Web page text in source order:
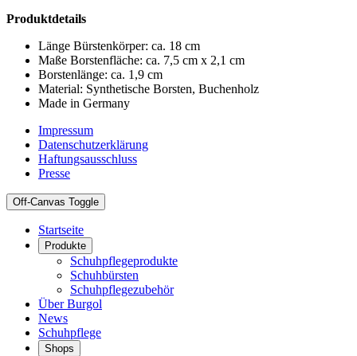
Produktdetails
Länge Bürstenkörper: ca. 18 cm
Maße Borstenfläche: ca. 7,5 cm x 2,1 cm
Borstenlänge: ca. 1,9 cm
Material: Synthetische Borsten, Buchenholz
Made in Germany
Impressum
Datenschutzerklärung
Haftungsausschluss
Presse
Off-Canvas Toggle
Startseite
Produkte
Schuhpflegeprodukte
Schuhbürsten
Schuhpflegezubehör
Über Burgol
News
Schuhpflege
Shops